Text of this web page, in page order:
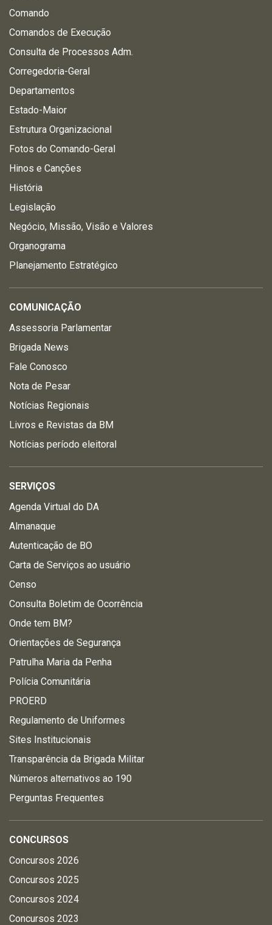
Comando
Comandos de Execução
Consulta de Processos Adm.
Corregedoria-Geral
Departamentos
Estado-Maior
Estrutura Organizacional
Fotos do Comando-Geral
Hinos e Canções
História
Legislação
Negócio, Missão, Visão e Valores
Organograma
Planejamento Estratégico
COMUNICAÇÃO
Assessoria Parlamentar
Brigada News
Fale Conosco
Nota de Pesar
Notícias Regionais
Livros e Revistas da BM
Notícias período eleitoral
SERVIÇOS
Agenda Virtual do DA
Almanaque
Autenticação de BO
Carta de Serviços ao usuário
Censo
Consulta Boletim de Ocorrência
Onde tem BM?
Orientações de Segurança
Patrulha Maria da Penha
Polícia Comunitária
PROERD
Regulamento de Uniformes
Sites Institucionais
Transparência da Brigada Militar
Números alternativos ao 190
Perguntas Frequentes
CONCURSOS
Concursos 2026
Concursos 2025
Concursos 2024
Concursos 2023